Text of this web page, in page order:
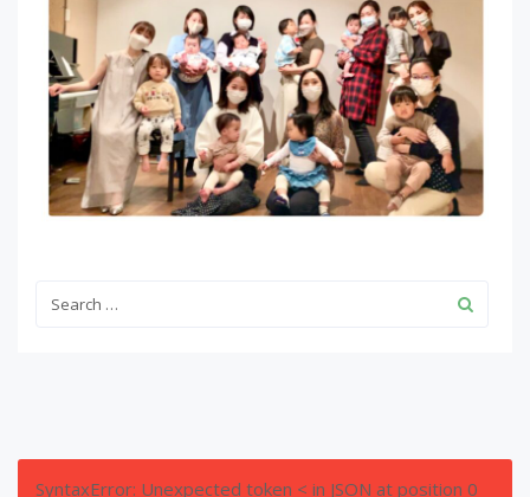
SyntaxError: Unexpected token < in JSON at position 0